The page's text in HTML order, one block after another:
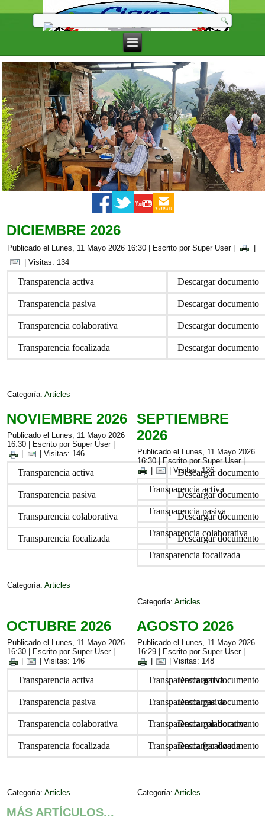
DICIEMBRE 2026
Publicado el Lunes, 11 Mayo 2026 16:30 Escrito por Super User|
| Visitas: 134
Transparencia activa Descargar documento
Transparencia pasiva Descargar documento
Transparencia colaborativa Descargar documento
Transparencia focalizada Descargar documento
Categoría:Articles
NOVIEMBRE 2026
Publicado el Lunes, 11 Mayo 2026
16:30
Escrito por Super User|
| Visitas: 146
Transparencia activa Descargar documento
Transparencia pasiva Descargar documento
Transparencia colaborativa Descargar documento
Transparencia focalizada Descargar documento
Categoría:Articles
SEPTIEMBRE
2026
Publicado el Lunes, 11 Mayo 2026
16:30|Escrito por Super User|
| Visitas: 136
Transparencia activa
Transparencia pasiva
Transparencia colaborativa
Transparencia focalizada
Categoría: Articles
OCTUBRE 2026
Publicado el Lunes, 11 Mayo 2026
16:30
Escrito por Super User|
| Visitas: 146
Transparencia activa Descargar documento
Transparencia pasiva Descargar documento
Transparencia colaborativa Descargar documento
Transparencia focalizada Descargar documento
Categoría:Articles
AGOSTO 2026
Publicado el Lunes, 11 Mayo 2026
16:29| Escrito por Super User|
| Visitas: 148
Transparencia activa
Transparencia pasiva
Transparencia colaborativa
Transparencia focalizada
Categoría: Articles
MÁS ARTÍCULOS...